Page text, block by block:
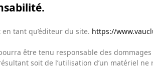
en tant qu’éditeur du site. https://
être tenu responsable des
soit de l’utilisation d’un matériel